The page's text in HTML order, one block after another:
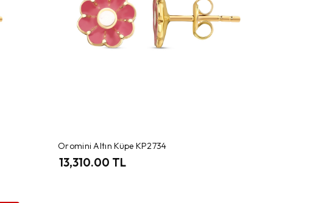
Oromini Altın Küpe KP2734
13,310.00 TL